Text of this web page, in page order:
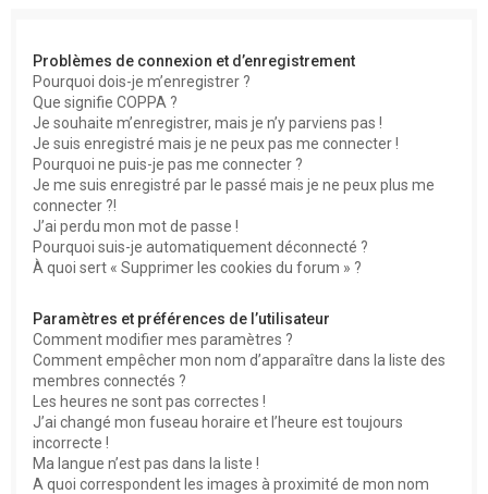
Problèmes de connexion et d’enregistrement
Pourquoi dois-je m’enregistrer ?
Que signifie COPPA ?
Je souhaite m’enregistrer, mais je n’y parviens pas !
Je suis enregistré mais je ne peux pas me connecter !
Pourquoi ne puis-je pas me connecter ?
Je me suis enregistré par le passé mais je ne peux plus me
connecter ?!
J’ai perdu mon mot de passe !
Pourquoi suis-je automatiquement déconnecté ?
À quoi sert « Supprimer les cookies du forum » ?
Paramètres et préférences de l’utilisateur
Comment modifier mes paramètres ?
Comment empêcher mon nom d’apparaître dans la liste des
membres connectés ?
Les heures ne sont pas correctes !
J’ai changé mon fuseau horaire et l’heure est toujours
incorrecte !
Ma langue n’est pas dans la liste !
A quoi correspondent les images à proximité de mon nom